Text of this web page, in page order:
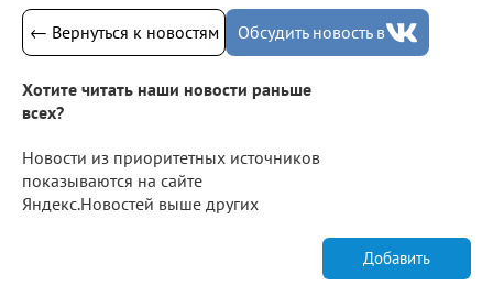
← Вернуться к новостям Обсудить новость в
Хотите читать наши новости раньше
всех?
Новости из приоритетных источников
показываются на сайте
Яндекс.Новостей выше других
Добавить